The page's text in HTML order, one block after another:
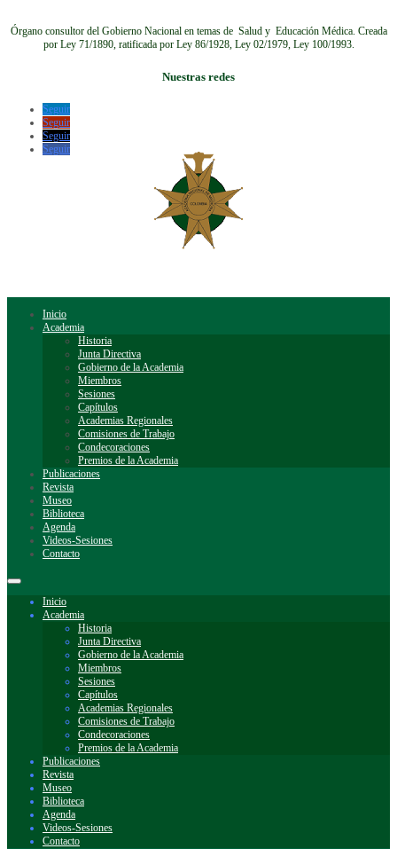
Órgano consultor del Gobierno Nacional en temas de Salud y Educación Médica. Creada
por Ley 71/1890, ratificada por Ley 86/1928, Ley 02/1979, Ley 100/1993.
Nuestras redes
Seguir
Seguir
Seguir
Seguir
Inicio
Academia
Historia
Junta Directiva
Gobierno de la Academia
Miembros
Sesiones
Capítulos
Academias Regionales
Comisiones de Trabajo
Condecoraciones
Premios de la Academia
Publicaciones
Revista
Museo
Biblioteca
Agenda
Videos-Sesiones
Contacto
Inicio
Academia
Historia
Junta Directiva
Gobierno de la Academia
Miembros
Sesiones
Capítulos
Academias Regionales
Comisiones de Trabajo
Condecoraciones
Premios de la Academia
Publicaciones
Revista
Museo
Biblioteca
Agenda
Videos-Sesiones
Contacto